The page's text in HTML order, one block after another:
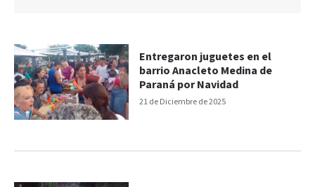
21 de Diciembre de 2025
Entregaron juguetes en el
barrio Anacleto Medina de
Paraná por Navidad